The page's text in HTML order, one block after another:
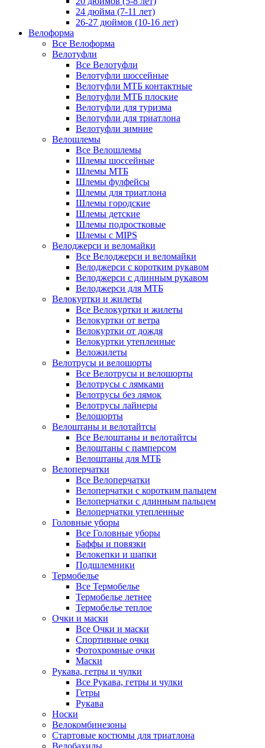
24 дюйма (7-11 лет)
26-27 дюймов (10-16 лет)
Велоформа
Все Велоформа
Велотуфли
Все Велотуфли
Велотуфли шоссейные
Велотуфли МТБ контактные
Велотуфли МТБ плоские
Велотуфли для туризма
Велотуфли для триатлона
Велотуфли зимние
Велошлемы
Все Велошлемы
Шлемы шоссейные
Шлемы МТБ
Шлемы фулфейсы
Шлемы для триатлона
Шлемы городские
Шлемы детские
Шлемы подростковые
Шлемы с MIPS
Велоджерси и веломайки
Все Велоджерси и веломайки
Велоджерси с коротким рукавом
Велоджерси с длинным рукавом
Велоджерси для МТБ
Велокуртки и жилеты
Все Велокуртки и жилеты
Велокуртки от ветра
Велокуртки от дождя
Велокуртки утепленные
Веложилеты
Велотрусы и велошорты
Все Велотрусы и велошорты
Велотрусы с лямками
Велотрусы без лямок
Велотрусы лайнеры
Велошорты
Велоштаны и велотайтсы
Все Велоштаны и велотайтсы
Велоштаны с памперсом
Велоштаны для МТБ
Велоперчатки
Все Велоперчатки
Велоперчатки с коротким пальцем
Велоперчатки с длинным пальцем
Велоперчатки утепленные
Головные уборы
Все Головные уборы
Баффы и повязки
Велокепки и шапки
Подшлемники
Термобелье
Все Термобелье
Термобелье летнее
Термобелье теплое
Очки и маски
Все Очки и маски
Спортивные очки
Фотохромные очки
Маски
Рукава, гетры и чулки
Все Рукава, гетры и чулки
Гетры
Рукава
Носки
Велокомбинезоны
Стартовые костюмы для триатлона
Велобахилы